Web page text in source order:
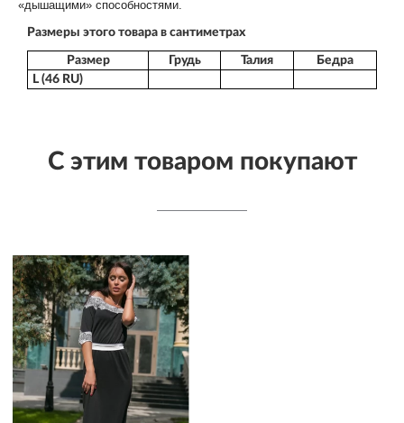
«дышащими» способностями.
Размеры этого товара в сантиметрах
Размер Грудь Талия
Бедра
L (46 RU)
С этим товаром покупают